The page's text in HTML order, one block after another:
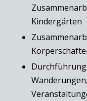
Kindergärten